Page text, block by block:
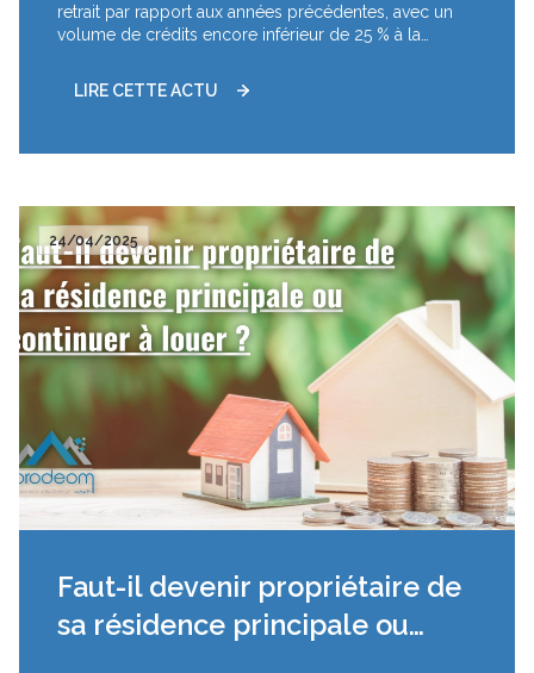
retrait par rapport aux années précédentes, avec un
volume de crédits encore inférieur de 25 % à la
timide.
LIRE CETTE ACTU
24/04/2025
Faut-il devenir propriétaire de
sa résidence principale ou